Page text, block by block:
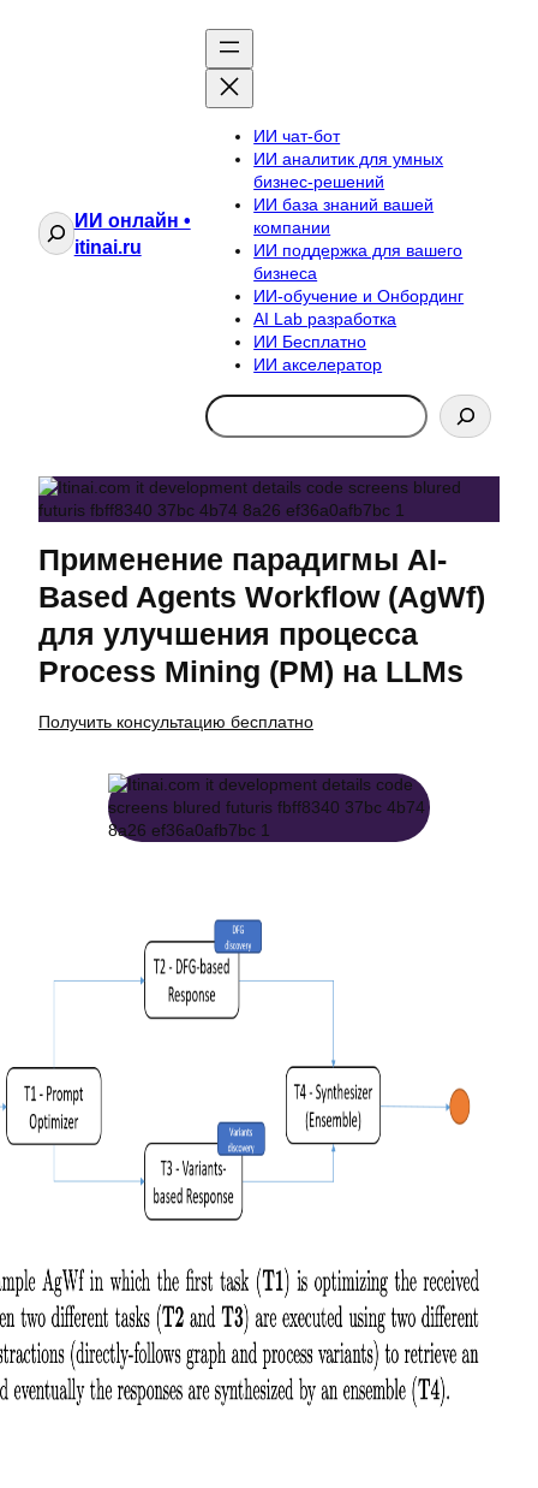
ПоискИИ онлайн •
itinai.ru
ИИ чат-бот
ИИ аналитик для умных
бизнес-решений
ИИ база знаний вашей
компании
ИИ поддержка для вашего
бизнеса
ИИ-обучение и Онбординг
AI Lab разработка
ИИ Бесплатно
ИИ акселератор
Search
Применение парадигмы AI-
Based Agents Workflow (AgWf)
для улучшения процесса
Process Mining (PM) на LLMs
Получить консультацию бесплатно